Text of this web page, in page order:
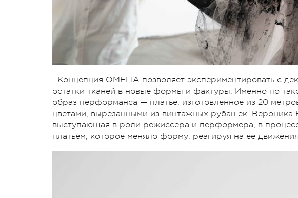
Концепция OMELIA позволяет экспериментировать с
остатки тканей в новые формы и фактуры. Именно по
образ перформанса — платье, изготовленное из 20
цветами, вырезанными из винтажных рубашек. Вероника
выступающая в роли режиссера и перформера, в
платьем, которое меняло форму, реагируя на ее